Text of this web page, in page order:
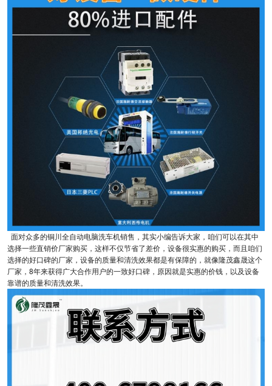
面对众多的铜川全自动电脑洗车机销售，其实小编告诉大家，咱们可以在其中
选择一些直销价厂家购买，这样不仅节省了差价，设备很实惠的购买，而且咱们
选择的好口碑的厂家，设备的质量和清洗效果都是有保障的，就像隆茂鑫晟这个
厂家，8年来获得广大合作用户的一致好口碑，原因就是实惠的价钱，以及设备
靠谱的质量和清洗效果。